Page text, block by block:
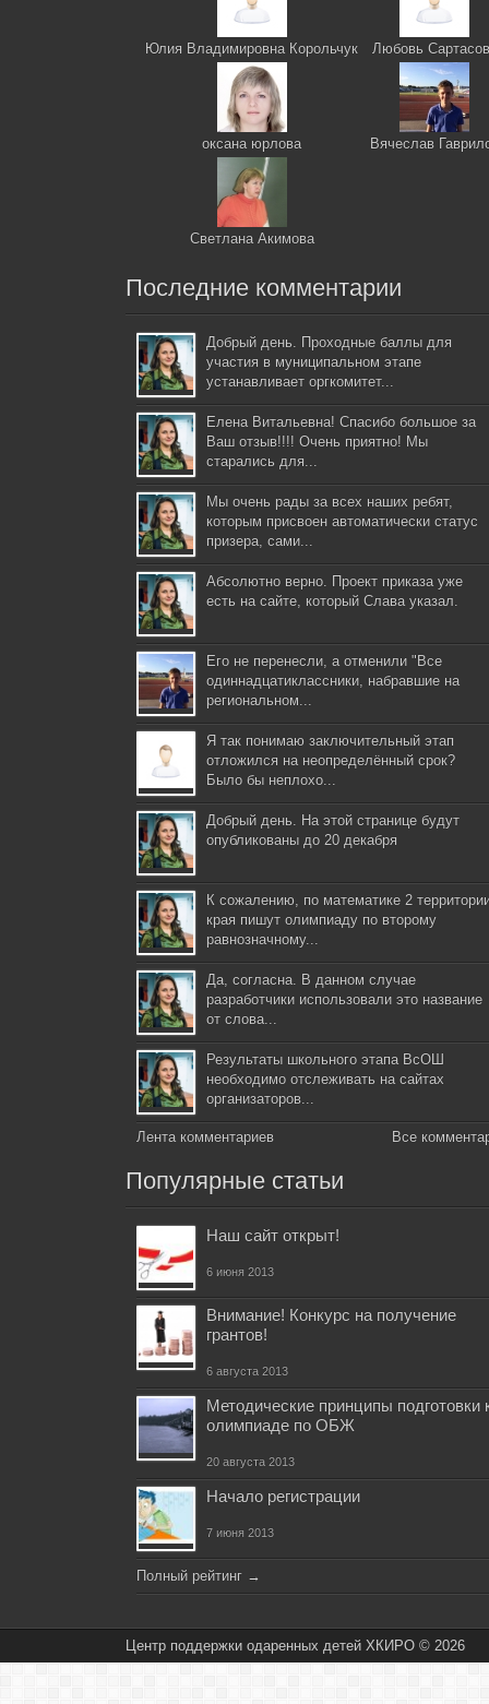
Юлия Владимировна Корольчук Любовь
оксана юрлова Вячеслав
Светлана Акимова
Последние комментарии
Добрый день. Проходные баллы для
участия в муниципальном этапе
устанавливает оргкомитет...
Елена Витальевна! Спасибо большое за
Ваш отзыв!!!! Очень приятно! Мы
старались для...
Мы очень рады за всех наших ребят,
которым присвоен автоматически статус
призера, сами...
Абсолютно верно. Проект приказа уже
есть на сайте, который Слава указал.
Его не перенесли, а отменили "Все
одиннадцатиклассники, набравшие на
региональном...
Я так понимаю заключительный этап
отложился на неопределённый срок?
Было бы неплохо...
Добрый день. На этой странице будут
опубликованы до 20 декабря
К сожалению, по математике 2
края пишут олимпиаду по второму
равнозначному...
Да, согласна. В данном случае
разработчики использовали это название
от слова...
Результаты школьного этапа ВсОШ
необходимо отслеживать на сайтах
организаторов...
Лента комментариев Все
Популярные статьи
Наш сайт открыт!
6 июня 2013
Внимание! Конкурс на получение
грантов!
6 августа 2013
Методические принципы подготовки
олимпиаде по ОБЖ
20 августа 2013
Начало регистрации
7 июня 2013
Полный рейтинг →
Центр поддержки одаренных детей ХКИРО © 2026